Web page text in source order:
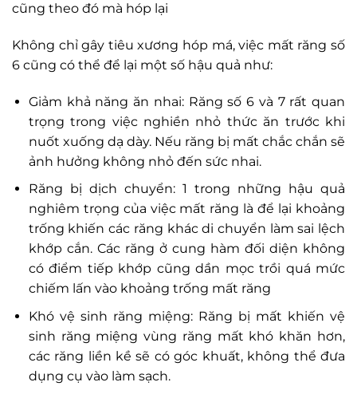
cũng theo đó mà hóp lại
Không chỉ gây tiêu xương hóp má, việc mất răng số
6 cũng có thể để lại một số hậu quả như:
Giảm khả năng ăn nhai: Răng số 6 và 7 rất quan
trọng trong việc nghiền nhỏ thức ăn trước khi
nuốt xuống dạ dày. Nếu răng bị mất chắc chắn sẽ
ảnh hưởng không nhỏ đến sức nhai.
Răng bị dịch chuyển: 1 trong những hậu quả
nghiêm trọng của việc mất răng là để lại khoảng
trống khiến các răng khác di chuyển làm sai lệch
khớp cắn. Các răng ở cung hàm đối diện không
có điểm tiếp khớp cũng dần mọc trồi quá mức
chiếm lấn vào khoảng trống mất răng
Khó vệ sinh răng miệng: Răng bị mất khiến vệ
sinh răng miệng vùng răng mất khó khăn hơn,
các răng liền kề sẽ có góc khuất, không thể đưa
dụng cụ vào làm sạch.